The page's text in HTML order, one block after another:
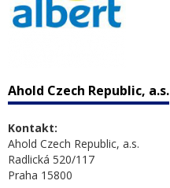
Ahold Czech Republic, a.s.
Kontakt:
Ahold Czech Republic, a.s.
Radlická 520/117
Praha 15800